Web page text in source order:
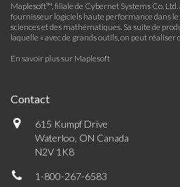
Maplesoft™, filiale de Cybernet Systems Co.
fournisseur logiciels haute performance dans
sciences et des mathématiques. Sa suite de
laquelle « avec de grands outils, on peut réaliser
En savoir plus sur Maplesoft
Contact
615 Kumpf Drive
Waterloo, ON Canada
N2V 1K8
1-800-267-6583